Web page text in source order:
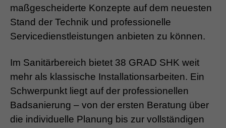
maßgescheiderte Konzepte auf dem neuesten
Stand der Technik und professionelle
Servicedienstleistungen anbieten zu können.
Im Sanitärbereich bietet 38 GRAD SHK weit
mehr als klassische Installationsarbeiten. Ein
Schwerpunkt liegt auf der professionellen
Badsanierung – von der ersten Beratung über
die individuelle Planung bis zur vollständigen